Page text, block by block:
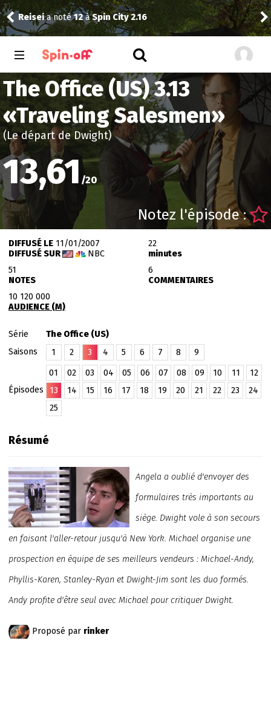
Thibola noté11àTrying 5.05
The Office (US) 3.13
«Traveling Salesmen»
(Le départ de Dwight)
13,61 /20
Notez l'épisode :
DIFFUSÉ LE11/01/2007
DIFFUSÉ SUR
NBC
22
minutes
51
NOTES
6
COMMENTAIRES
10 120 000
AUDIENCE (M)
Série
The Office (US)
Saisons
1 2 3 4 5 6 7 8 9
Épisodes
01 02 03 04 05 06 07 08 09 10 11
12
13
14 15 16 17 18 19 20 21 22 23
24
25
Résumé
Angela a oublié d'envoyer des
formulaires très importants au
siège. Dwight vole à son secours
en faisant l'aller-retour jusqu'à New York. Michael organise une
prospection en équipe de ses meilleurs vendeurs : Michael-Andy,
Phyllis-Karen, Stanley-Ryan et Dwight-Jim sont les duo formés.
Andy profite d'être seul avec Michael pour critiquer Dwight.
Proposé par rinker